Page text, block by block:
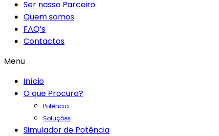
Ser nosso Parceiro
Quem somos
FAQ’s
Contactos
Menu
Início
O que Procura?
Potência
Soluções
Simulador de Potência